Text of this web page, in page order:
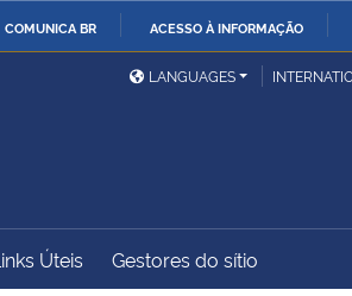
COMUNICA BR ACESSO À INFORMAÇÃO
Ministério das Relações
Exteriores
Controladoria-Geral da
LANGUAGES
Úteis Gestores do sítio